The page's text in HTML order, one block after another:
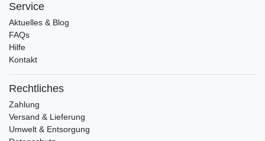
Service
Aktuelles & Blog
FAQs
Hilfe
Kontakt
Rechtliches
Zahlung
Versand & Lieferung
Umwelt & Entsorgung